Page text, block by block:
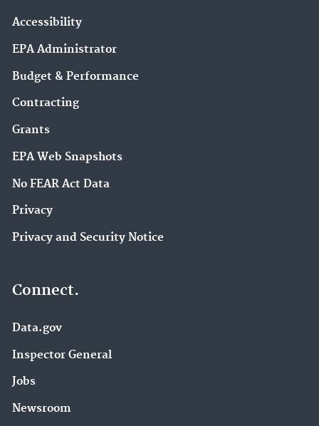
Accessibility
EPA Administrator
Budget & Performance
Contracting
Grants
EPA Web Snapshots
No FEAR Act Data
Privacy
Privacy and Security Notice
Connect.
Data.gov
Inspector General
Jobs
Newsroom